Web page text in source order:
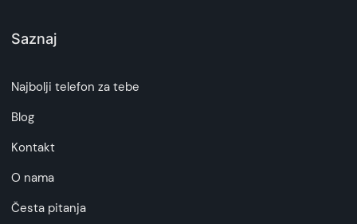
Saznaj
Najbolji telefon za tebe
Blog
Kontakt
O nama
Česta pitanja